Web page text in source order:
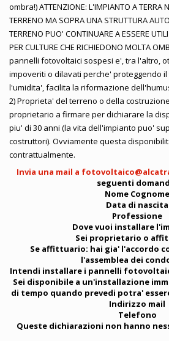
ombra!) ATTENZIONE: L'IMPIANTO A TERRA
TERRENO MA SOPRA UNA STRUTTURA
TERRENO PUO' CONTINUARE A ESSERE
PER CULTURE CHE RICHIEDONO MOLTA
pannelli fotovoltaici sospesi e', tra l'altro,
impoveriti o dilavati perche' proteggendo
l'umidita', facilita la riformazione
2) Proprieta' del terreno o della
proprietario a firmare per dichiarare la
piu' di 30 anni (la vita dell'impianto puo'
costruttori). Ovviamente questa
contrattualmente.
Invia una mail a
seguenti
Nome Cognome
Data di nascita
Professione
Dove vuoi installare
Sei proprietario o
Se affittuario: hai gia' l'accordo
l'assemblea dei
Intendi installare i pannelli
Sei disponibile a un'installazione
di tempo quando prevedi potra'
Indirizzo mail
Telefono
Queste dichiarazioni non hanno